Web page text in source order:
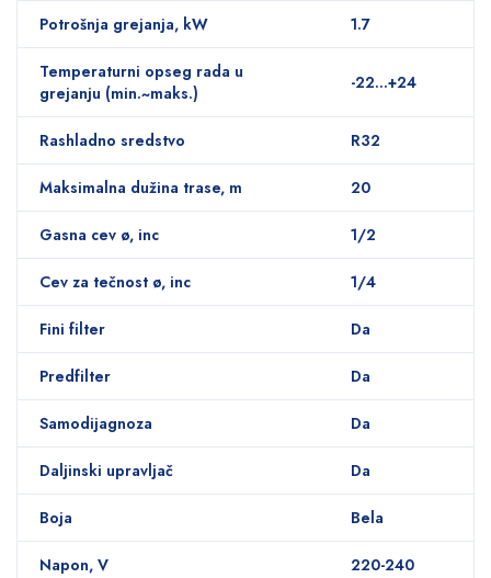
Potrošnja grejanja, kW 1.7
Temperaturni opseg rada u
grejanju (min.~maks.)
-22…+24
Rashladno sredstvo R32
Maksimalna dužina trase, m 20
Gasna cev ø, inc 1/2
Cev za tečnost ø, inc 1/4
Fini filter Da
Predfilter Da
Samodijagnoza Da
Daljinski upravljač Da
Boja Bela
Napon, V 220-240